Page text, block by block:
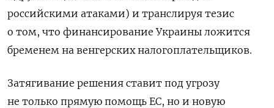
российскими атаками) и транслируя тезис
о том, что финансирование Украины ложится
бременем на венгерских налогоплательщиков.
Затягивание решения ставит под угрозу
не только прямую помощь ЕС, но и новую